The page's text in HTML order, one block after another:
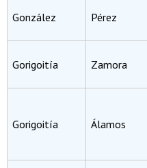
González Pérez
Gorigoitía Zamora
Gorigoitía Álamos